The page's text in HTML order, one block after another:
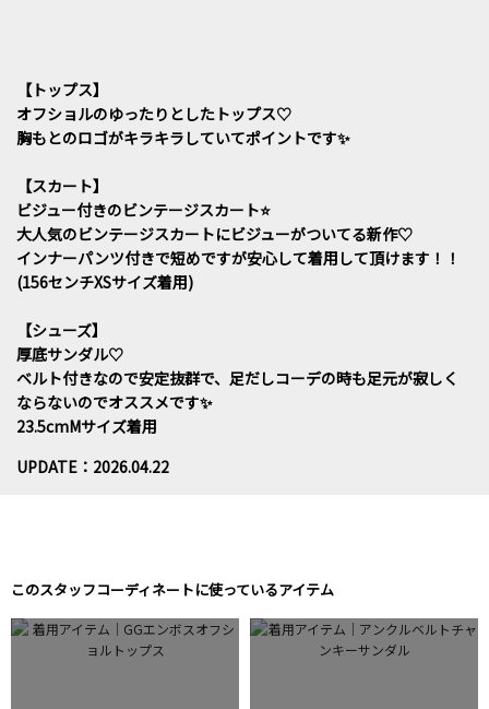
【トップス】
オフショルのゆったりとしたトップス♡
胸もとのロゴがキラキラしていてポイントです✨️
【スカート】
ビジュー付きのビンテージスカート⭐️
大人気のビンテージスカートにビジューがついてる新作♡
インナーパンツ付きで短めですが安心して着用して頂けます！！
(156センチXSサイズ着用)
【シューズ】
厚底サンダル♡
ベルト付きなので安定抜群で、足だしコーデの時も足元が寂しく
ならないのでオススメです✨️
23.5cmMサイズ着用
UPDATE：2026.04.22
このスタッフコーディネートに使っているアイテム